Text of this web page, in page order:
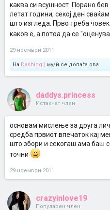
каква си всушност. Порано
летат години, секој ден
што изгледа. Прво треба
каков е, а потоа да се
29 ноември 2011
На Dashing:) му/ѝ се допаѓа ова.
daddys.princess
Истакнат член
основам мислење за друга
средба првиот впечаток кај
што збори и секогаш ама баш
точни
29 ноември 2011
crazyinlove19
Популарен член